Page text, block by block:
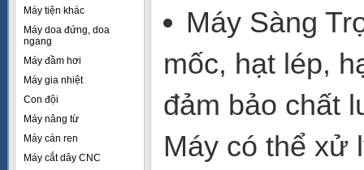
Máy tiện khác
Máy doa đứng, doa
ngang
Máy đầm hơi
Máy gia nhiệt
Con đội
Máy nâng từ
Máy cán ren
Máy cắt dây CNC
Máy Sàng
mốc, hạt lép,
đảm bảo chất
Máy có thể xử